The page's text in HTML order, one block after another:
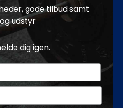
gode tilbud samt
udstyr
dig igen.